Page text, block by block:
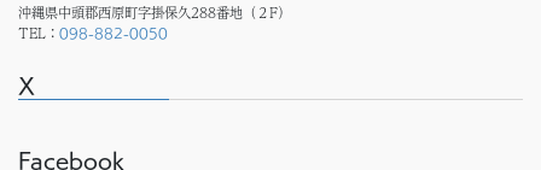
沖縄県中頭郡西原町字掛保久288番地（２F）
TEL： 098-882-0050
X
Facebook